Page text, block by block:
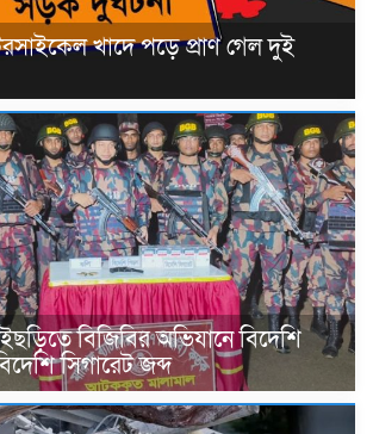
খাদে পড়ে প্রাণ গেল দুই
বিজিবির অভিযানে বিদেশি
সিগারেট জব্দ